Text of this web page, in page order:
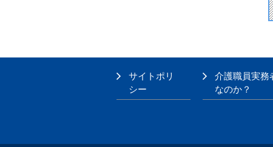
サイトポリ
シー
介護職員実務
なのか？